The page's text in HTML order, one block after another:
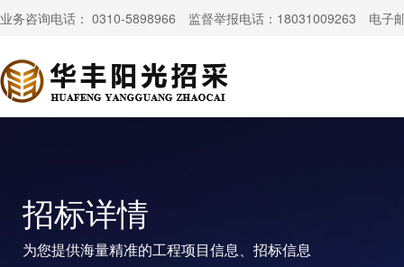
业务咨询电话： 0310-5898966 监督举报电话：18031009263 电子
招标详情
为您提供海量精准的工程项目信息、招标信息